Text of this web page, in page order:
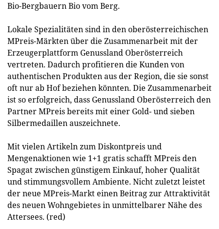
Bio-Bergbauern Bio vom Berg.
Lokale Spezialitäten sind in den oberösterreichischen
MPreis-Märkten über die Zusammenarbeit mit der
Erzeugerplattform Genussland Oberösterreich
vertreten. Dadurch profitieren die Kunden von
authentischen Produkten aus der Region, die sie sonst
oft nur ab Hof beziehen könnten. Die Zusammenarbeit
ist so erfolgreich, dass Genussland Oberösterreich den
Partner MPreis bereits mit einer Gold- und sieben
Silbermedaillen auszeichnete.
Mit vielen Artikeln zum Diskontpreis und
Mengenaktionen wie 1+1 gratis schafft MPreis den
Spagat zwischen günstigem Einkauf, hoher Qualität
und stimmungsvollem Ambiente. Nicht zuletzt leistet
der neue MPreis-Markt einen Beitrag zur Attraktivität
des neuen Wohngebietes in unmittelbarer Nähe des
Attersees. (red)